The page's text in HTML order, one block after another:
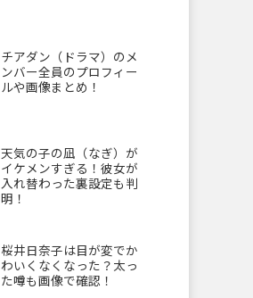
チアダン（ドラマ）のメ
ンバー全員のプロフィー
ルや画像まとめ！
天気の子の凪（なぎ）が
イケメンすぎる！彼女が
入れ替わった裏設定も判
明！
桜井日奈子は目が変でか
わいくなくなった？太っ
た噂も画像で確認！